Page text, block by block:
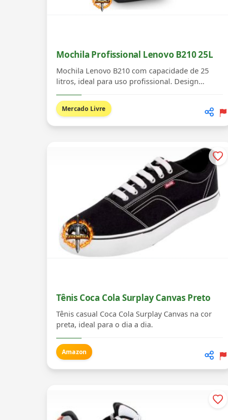
Mochila Profissional Lenovo B210 25L
Mochila Lenovo B210 com capacidade de 25
litros, ideal para uso profissional. Design
Mercado Livre
Tênis Coca Cola Surplay Canvas Preto
Tênis casual Coca Cola Surplay Canvas na cor
preta, ideal para o dia a dia.
Amazon